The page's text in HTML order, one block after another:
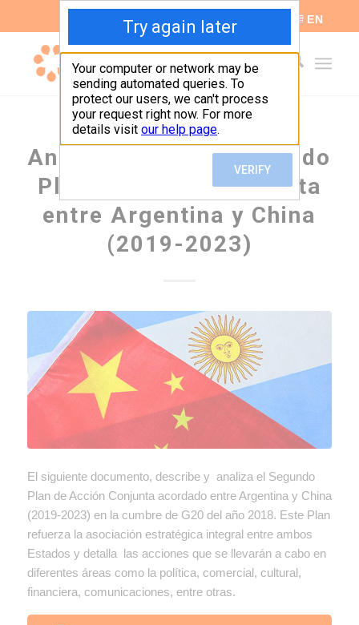
EN
Análisis sobre el Segundo
Plan de Acción Conjunta
entre Argentina y China
(2019-2023)
El siguiente documento, describe y analiza el Segundo
Plan de Acción Conjunta acordado entre Argentina y China
(2019-2023) en la cumbre de G20 del año 2018. Este Plan
refuerza la asociación estratégica integral entre ambos
Estados y detalla las acciones que se llevarán a cabo en
diferentes áreas como la política, comercial, cultural,
financiera, comunicaciones, entre otras.